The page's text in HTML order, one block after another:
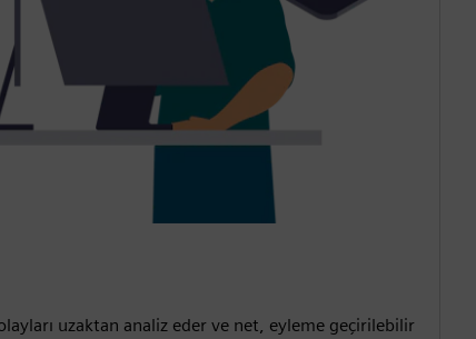
uzaktan analiz eder ve net, eyleme geçirilebilir